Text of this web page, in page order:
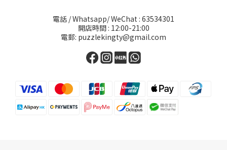
電話 / Whatsapp/ WeChat : 63534301
開店時間 : 12:00-21:00
電郵: puzzlekingty@gmail.com